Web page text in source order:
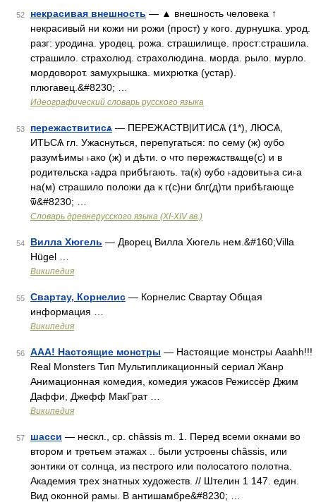
52 некрасивая внешность — ▲ внешность человека ↑
некрасивый ни кожи ни рожи (прост) у кого. дурнушка. урод.
разг: уродина. уродец. рожа. страшилище. прост:страшила.
страшило. страхолюд. страхолюдина. морда. рыло. мурло.
мордоворот. замухрышка. михрютка (устар).
плюгавец.&#8230; …
Идеографический словарь русского языка
53 пережаствитисѧ — ПЕРЕЖАСТВ|ИТИСѦ (1*), ЛЮСѦ,
ИТЬСѦ гл. Ужаснуться, перепугаться: по сему (ж) ѹбо
разумѣимы ˫ако (ж) и дѣти. о что пережѧствѧще(с) и в
родительска ˫адра прибѣгають. та(к) ѹбо ˫адовиты˫а си˫а
на(м) страшило положи да к г(с)ни блг(д)ти прибѣгающе
ѿ&#8230; …
Словарь древнерусского языка (XI-XIV вв.)
54 Вилла Хюгель — Дворец Вилла Хюгель нем.&#160;Villa
Hügel …
Википедия
55 Свартау, Корнелис — Корнелис Свартау Общая
информация …
Википедия
56 ААА! Настоящие монстры — Настоящие монстры Aaahh!!!
Real Monsters Тип Мультипликационный сериал Жанр
Анимационная комедия, комедия ужасов Режиссёр Джим
Даффи, Джефф МакГрат …
Википедия
57 шасси — нескл., ср. châssis m. 1. Перед всеми окнами во
втором и третьем этажах .. были устроены châssis, или
зонтики от солнца, из пестрого или полосатого полотна.
Академия трех знатных художеств. // Штелин 1 147. един.
Вид оконной рамы. В антишамбре&#8230; …